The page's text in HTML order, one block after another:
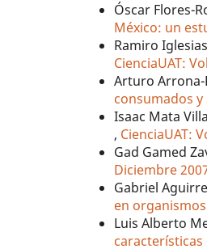
Óscar Flores-
México: un
Ramiro
CienciaUAT:
Arturo Arrona-
consumados
Isaac Mata
, CienciaUAT:
Gad Gamed
Diciembre
Gabriel
en
Luis Alberto